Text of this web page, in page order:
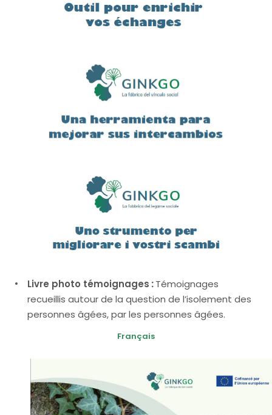
Livre photo témoignages :Témoignages
recueillis autour de la question de l’isolement des
personnes âgées, par les personnes âgées.
Français